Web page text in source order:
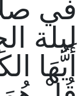
في
ليلة
أَيُّهَا